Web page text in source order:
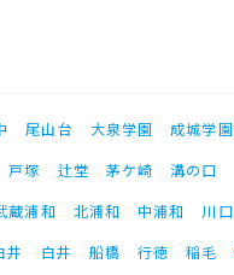
尾山台 大泉学園 成城学
戸塚 辻堂 茅ケ崎
溝の口
蔵浦和 北浦和 中浦和
川口
井 白井 船橋 行徳 稲毛